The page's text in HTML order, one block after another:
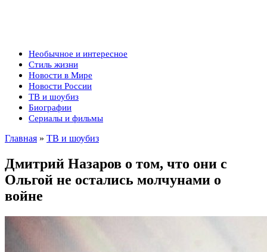
Необычное и интересное
Стиль жизни
Новости в Мире
Новости России
ТВ и шоубиз
Биографии
Сериалы и фильмы
Главная » ТВ и шоубиз
Дмитрий Назаров о том, что они с
Ольгой не остались молчунами о
войне